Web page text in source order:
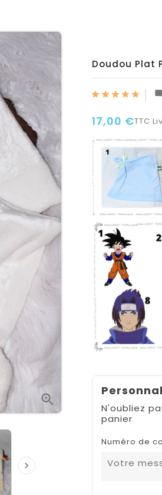


Doudou Plat

17,00 €TTC
N'oubliez
panier
Numéro de